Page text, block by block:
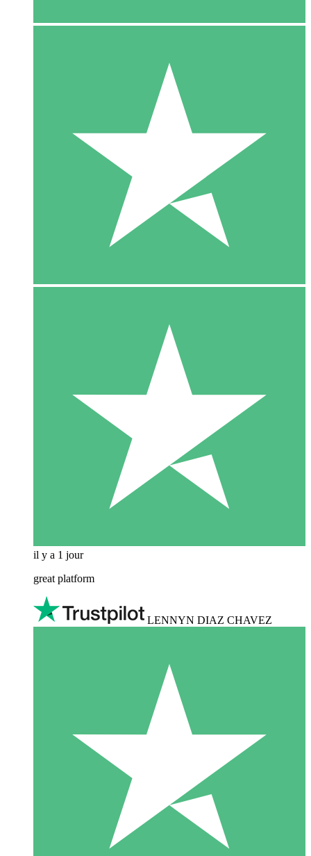
il y a 1 jour
great platform
LENNYN DIAZ CHAVEZ